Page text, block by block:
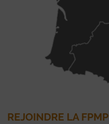
REJOINDRE LA FPMP